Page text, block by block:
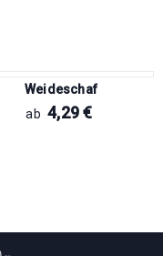
Weideschaf
ab 4,29€